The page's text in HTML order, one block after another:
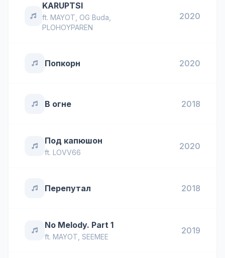
KARUPTSI
ft. MAYOT OG Buda
PLOHOYPAREN
2020
Попкорн 2020
В огне 2018
Под капюшон
ft. LOVV66
2020
Перепутал 2018
No Melody. Part 1
ft. MAYOT SEEMEE
2019